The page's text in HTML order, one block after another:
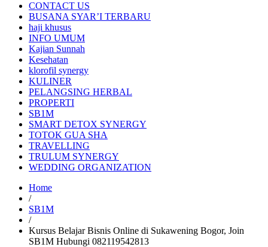
CONTACT US
BUSANA SYAR’I TERBARU
haji khusus
INFO UMUM
Kajian Sunnah
Kesehatan
klorofil synergy
KULINER
PELANGSING HERBAL
PROPERTI
SB1M
SMART DETOX SYNERGY
TOTOK GUA SHA
TRAVELLING
TRULUM SYNERGY
WEDDING ORGANIZATION
Home
/
SB1M
/
Kursus Belajar Bisnis Online di Sukawening Bogor, Join
SB1M Hubungi 082119542813